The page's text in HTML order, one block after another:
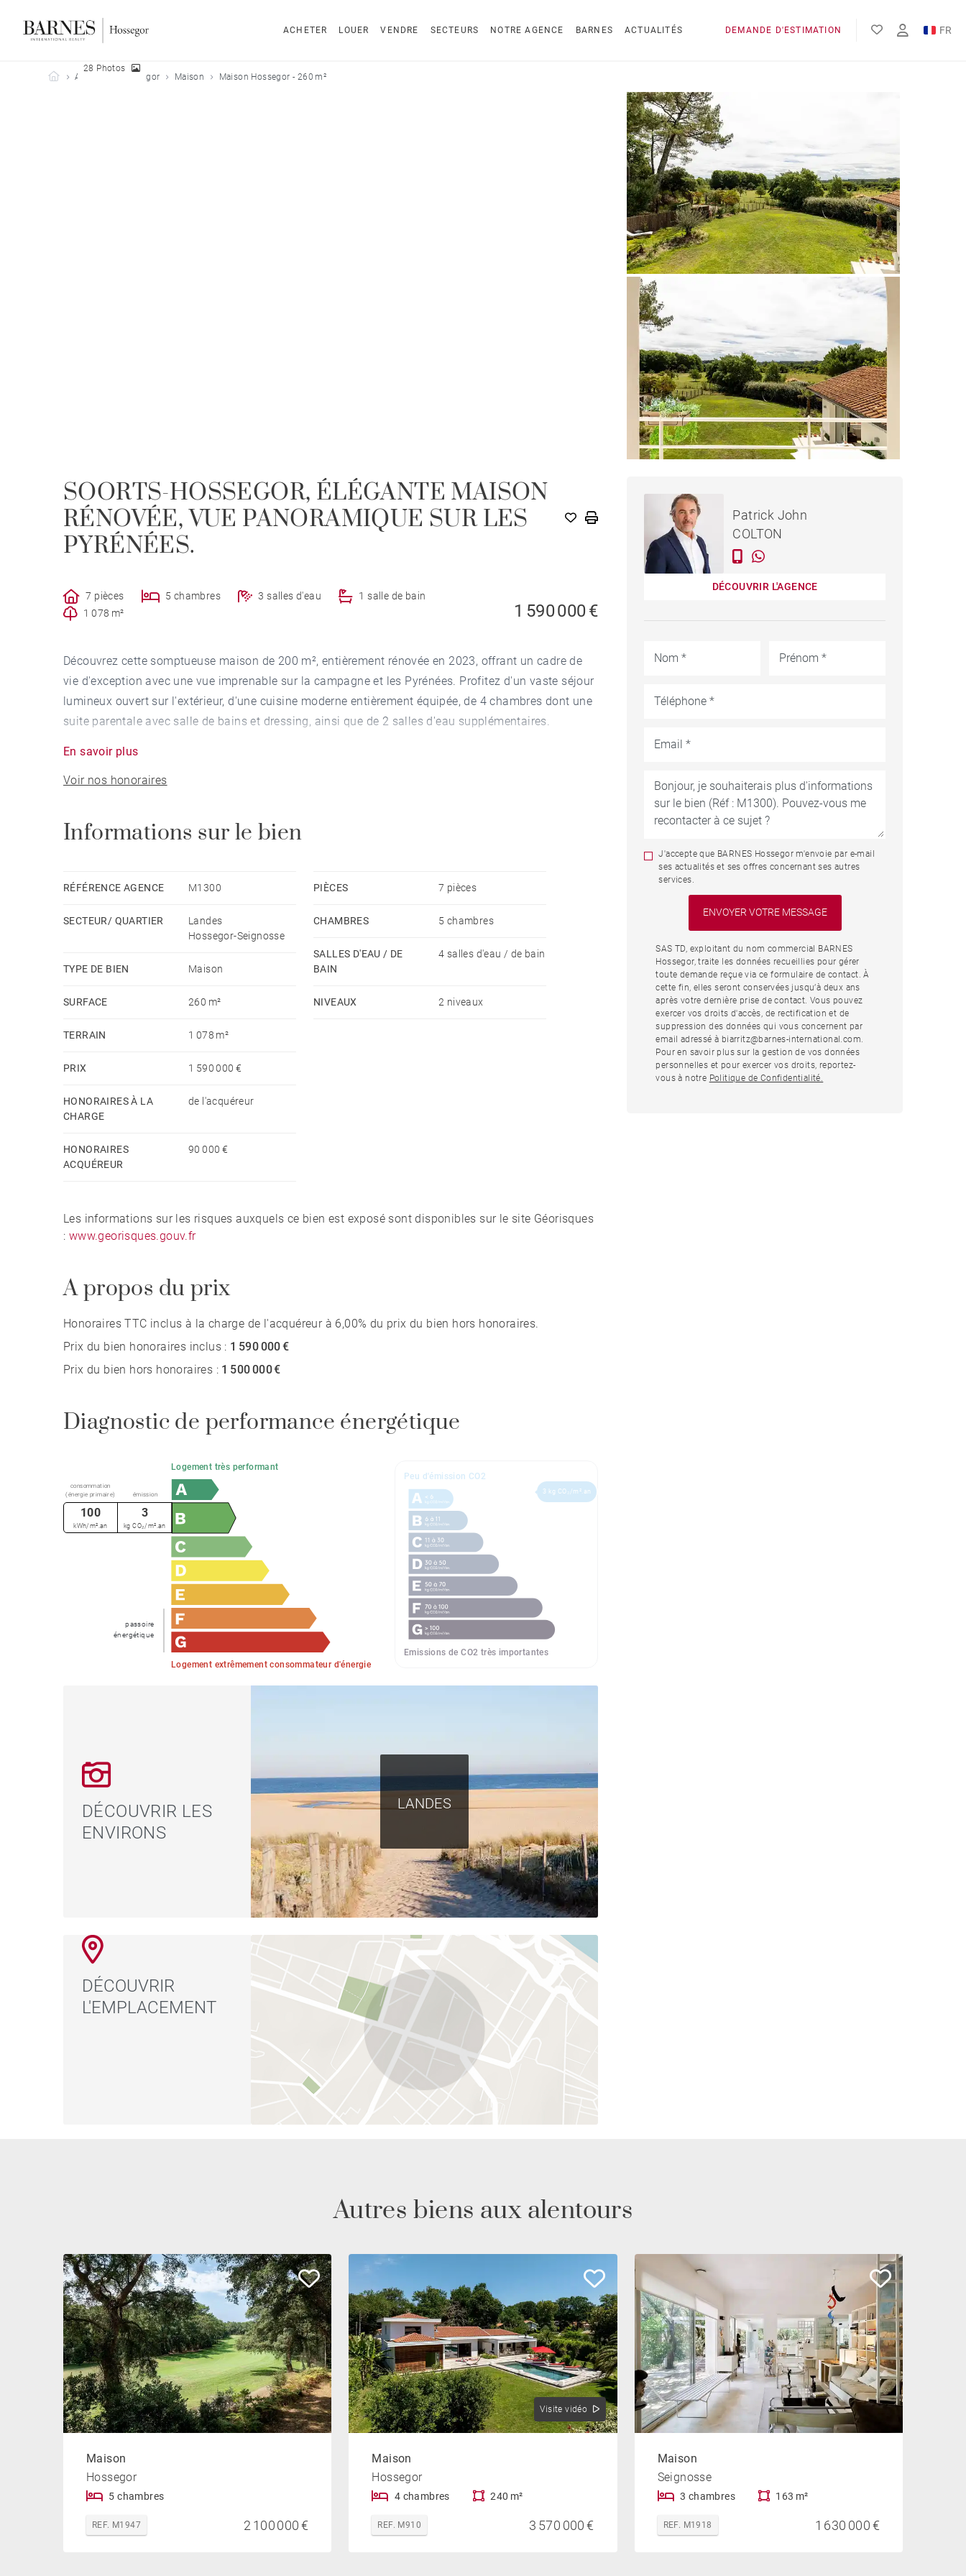
ACHETER LOUER VENDRE SECTEURS NOTRE AGENCE BARNES ACTUALITÉS DEMANDE D'ESTIMATION FR
EN
Barnes Hossegor
Acheter Hossegor Maison Maison Hossegor - 260 m²
28 Photos
SOORTS-HOSSEGOR, ÉLÉGANTE MAISON
RÉNOVÉE, VUE PANORAMIQUE SUR LES
PYRÉNÉES.
7 pièces 5 chambres 3 salles d'eau
1 salle de bain
1 078 m²
1 590 000 €
Découvrez cette somptueuse maison de 200 m², entièrement rénovée en 2023, offrant un cadre de
vie d'exception avec une vue imprenable sur la campagne et les Pyrénées. Profitez d'un vaste séjour
lumineux ouvert sur l'extérieur, d'une cuisine moderne entièrement équipée, de 4 chambres dont une
suite parentale avec salle de bains et dressing, ainsi que de 2 salles d'eau supplémentaires.
Un appartement indépendant de 60 m², comprenant un salon, une cuisine ouverte, une chambre et
une salle de bains, est idéal pour recevoir des invités ou pour la location. Le terrain de 1000 m²
commerces, des plages et du golf, accessibles à vélo. La terrasse orientée sud et l'abri de jardin
complètent ce bijou de l'habitat.
En savoir plus
Voir nos honoraires
Informations sur le bien
RÉFÉRENCE AGENCE M1300
SECTEUR/ QUARTIER
Landes
Hossegor-Seignosse
TYPE DE BIEN Maison
SURFACE 260 m²
TERRAIN 1 078 m²
PRIX 1 590 000 €
HONORAIRES À LA
CHARGE
de l'acquéreur
HONORAIRES
ACQUÉREUR
90 000 €
PIÈCES 7 pièces
CHAMBRES 5 chambres
SALLES D'EAU / DE
BAIN
4 salles d'eau / de bain
NIVEAUX 2 niveaux
Les informations sur les risques auxquels ce bien est exposé sont disponibles sur le site Géorisques
: www.georisques.gouv.fr
A propos du prix
Honoraires TTC inclus à la charge de l'acquéreur à 6,00% du prix du bien hors honoraires.
Prix du bien honoraires inclus : 1 590 000 €
Prix du bien hors honoraires : 1 500 000 €
Diagnostic de performance énergétique
Logement très performant
Logement extrêmement consommateur d'énergie
passoire
énergétique
consommation
(énergie primaire)
émission
100
kWh/m².an
3
kg CO₂/m².an
Peu d'émission CO2
Emissions de CO2 très importantes
3 kg CO₂/m².an
DÉCOUVRIR LES
ENVIRONS
LANDES
DÉCOUVRIR
L'EMPLACEMENT
MAISON HOSSEGOR -
260 M²Patrick John
COLTON
DÉCOUVRIR L'AGENCE
J'accepte que BARNES Hossegor m'envoie par e-mail
ses actualités et ses offres concernant ses autres
services.
SAS TD, exploitant du nom commercial BARNES
Hossegor, traite les données recueillies pour gérer
toute demande reçue via ce formulaire de contact. À
cette fin, elles seront conservées jusqu’à deux ans
après votre dernière prise de contact. Vous pouvez
exercer vos droits d'accès, de rectification et de
suppression des données qui vous concernent par
email adressé à biarritz@barnes-international.com.
Pour en savoir plus sur la gestion de vos données
personnelles et pour exercer vos droits, reportez-
vous à notre Politique de Confidentialité.
Autres biens aux alentours
Maison
Hossegor
5 chambres
REF. M1947 2 100 000 €
Visite vidéo
Maison
Hossegor
4 chambres 240 m²
REF. M910 3 570 000 €
Maison
Seignosse
3 chambres 163 m²
REF. M1918 1 630 000 €